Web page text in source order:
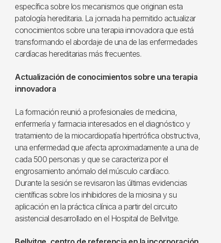
específica sobre los mecanismos que originan esta
patología hereditaria. La jornada ha permitido actualizar
conocimientos sobre una terapia innovadora que está
transformando el abordaje de una de las enfermedades
cardíacas hereditarias más frecuentes.
Actualización de conocimientos sobre una terapia
innovadora
La formación reunió a profesionales de medicina,
enfermería y farmacia interesados en el diagnóstico y
tratamiento de la miocardiopatía hipertrófica obstructiva,
una enfermedad que afecta aproximadamente a una de
cada 500 personas y que se caracteriza por el
engrosamiento anómalo del músculo cardíaco.
Durante la sesión se revisaron las últimas evidencias
científicas sobre los inhibidores de la miosina y su
aplicación en la práctica clínica a partir del circuito
asistencial desarrollado en el Hospital de Bellvitge.